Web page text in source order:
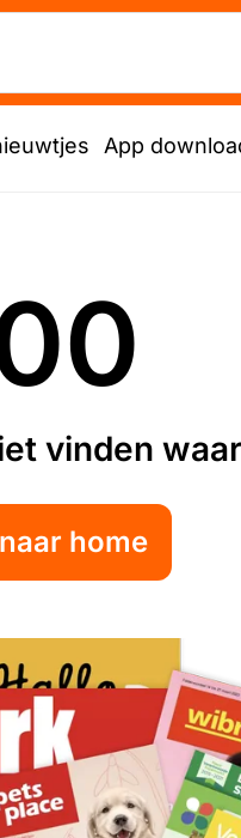
App
vinden
home